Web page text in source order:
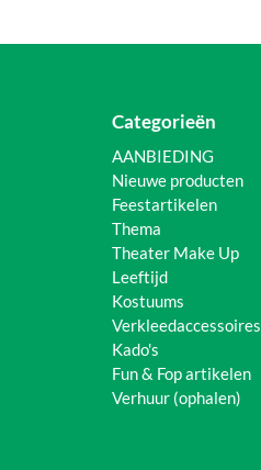
Categorieën
AANBIEDING
Nieuwe producten
Feestartikelen
Thema
Theater Make Up
Leeftijd
Kostuums
Verkleedaccessoires
Kado's
Fun & Fop artikelen
Verhuur (ophalen)